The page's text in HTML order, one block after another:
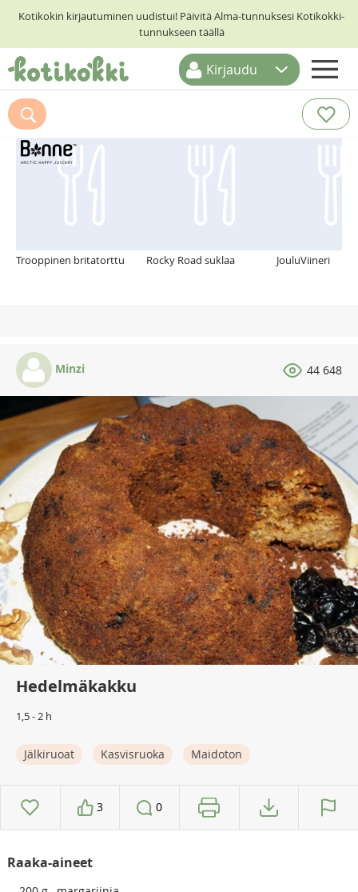
Kotikokin kirjautuminen uudistui! Päivitä Alma-tunnuksesi Kotikokki-
tunnukseen täällä
ETUSIVU
RESEPTIHAKU
RUOKATEEMAT
Kirjaudu
Suosittelemme myös
Trooppinen britatorttu Rocky Road suklaa JouluViineri
Minzi 44 648
Hedelmäkakku
1,5 - 2 h
Jälkiruoat Kasvisruoka Maidoton
3 0
Raaka-aineet